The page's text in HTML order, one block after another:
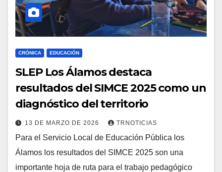
CRÓNICA EDUCACIÓN
SLEP Los Álamos destaca
resultados del SIMCE 2025 como un
diagnóstico del territorio
13 DE MARZO DE 2026 TRNOTICIAS
Para el Servicio Local de Educación Pública los
Álamos los resultados del SIMCE 2025 son una
importante hoja de ruta para el trabajo pedagógico